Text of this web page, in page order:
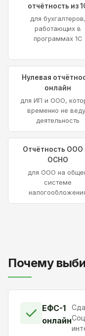
отчётность из
для бухгалтеров,
работающих в
программах 1С
Нулевая
онлайн
для ИП и ООО,
временно не
деятельность
Отчётность ООО
ОСНО
для ООО на
системе
Почему
✓ ЕФС-1
онлайн